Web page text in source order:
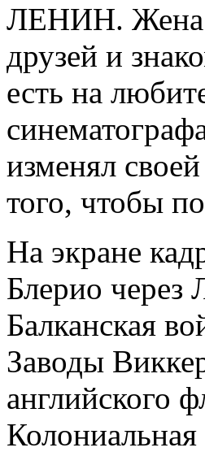
ЛЕНИН. Жена
друзей и
есть на
изменял
того, чтобы
На экране
Блерио
Балканская
Заводы
английского